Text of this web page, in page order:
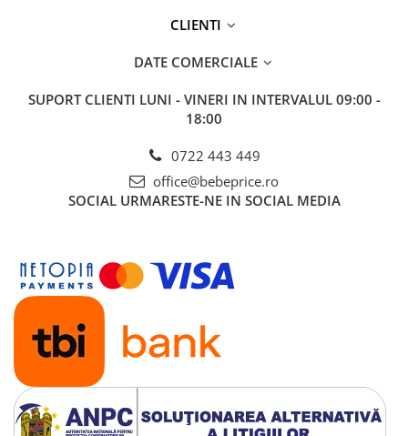
CLIENTI
DATE COMERCIALE
SUPORT CLIENTI LUNI - VINERI IN INTERVALUL 09:00 -
18:00
0722 443 449
office@bebeprice.ro
SOCIAL URMARESTE-NE IN SOCIAL MEDIA